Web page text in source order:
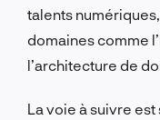
talents
domaines comme
l’architecture de
La voie à suivre